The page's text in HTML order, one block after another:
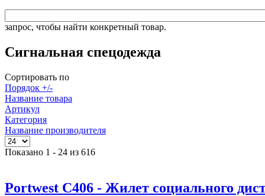
запрос, чтобы найти конкретный товар.
Сигнальная спецодежда
Сортировать по
Порядок +/-
Название товара
Артикул
Категория
Название производителя
Показано 1 - 24 из 616
Portwest C406 - Жилет социального